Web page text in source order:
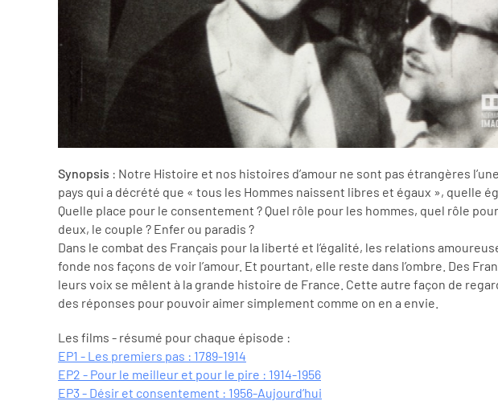
Synopsis : Notre Histoire et nos histoires d’amour ne sont pas étrangères
pays qui a décrété que « tous les Hommes naissent libres et égaux », quelle
Quelle place pour le consentement ? Quel rôle pour les hommes, quel rôle
deux, le couple ? Enfer ou paradis ?
Dans le combat des Français pour la liberté et l’égalité, les relations
fonde nos façons de voir l’amour. Et pourtant, elle reste dans l’ombre. Des
leurs voix se mêlent à la grande histoire de France. Cette autre façon de
des réponses pour pouvoir aimer simplement comme on en a envie.
Les films - résumé pour chaque épisode :
EP1 - Les premiers pas : 1789-1914
EP2 - Pour le meilleur et pour le pire : 1914-1956
EP3 - Désir et consentement : 1956-Aujourd’hui